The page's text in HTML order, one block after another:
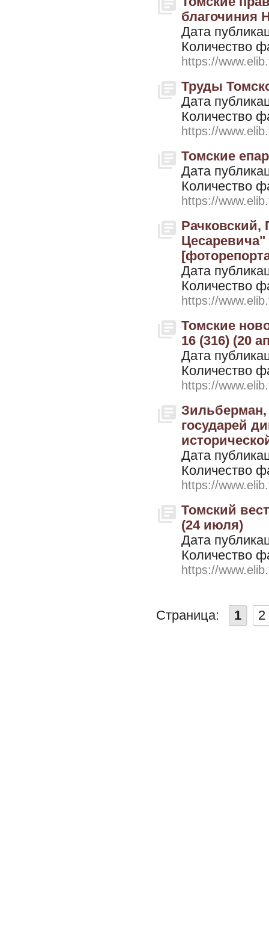
благочиния
Дата
Количество
https://
Труды
Дата
Количество
https://
Томские
Дата
Количество
https://
Дата
Количество
https://
Томские
16 (316) (20
Дата
Количество
https://
государей
Дата
Количество
https://
Томский
(24 июля)
Дата
Количество
https://
Страница: 1 2